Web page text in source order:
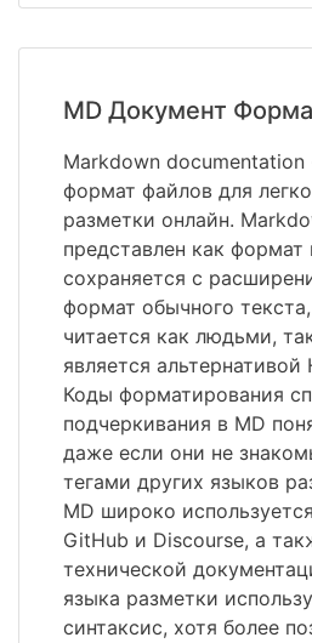
MD Документ
Markdown documentation
формат файлов для
разметки онлайн.
представлен как формат
сохраняется с
формат обычного
читается как людьми,
является альтернативой
Коды форматирования
подчеркивания в MD
даже если они не
тегами других языков
MD широко
GitHub и Discourse, а
технической
языка разметки
синтаксис, хотя более